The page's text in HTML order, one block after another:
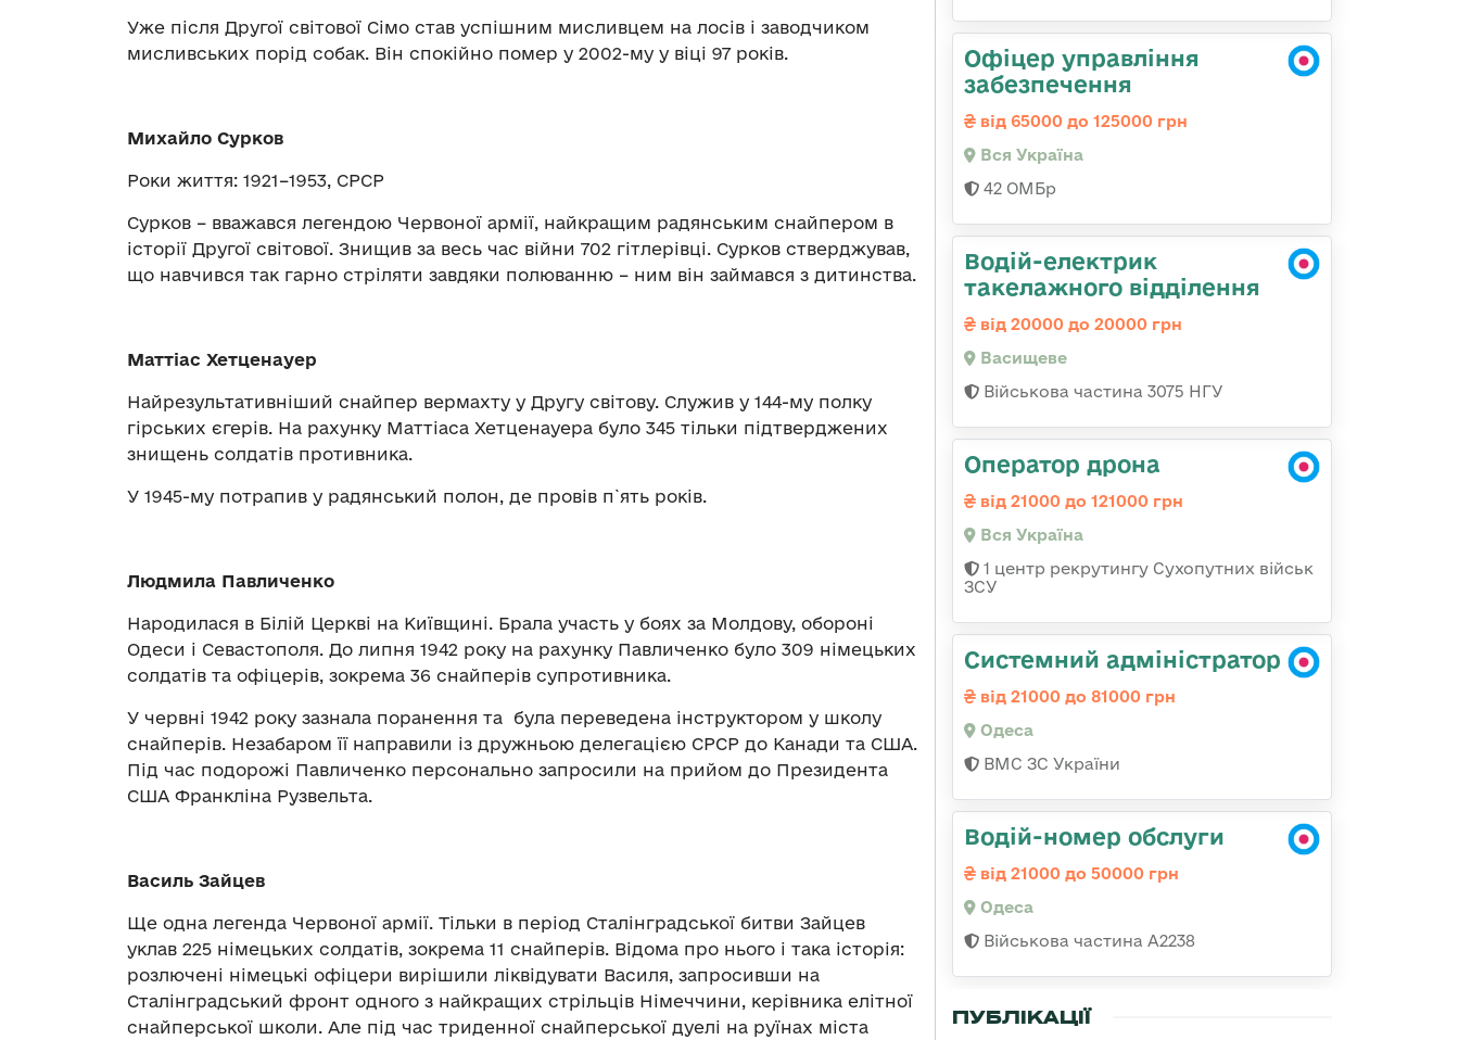
Уже після Другої світової Сімо став успішним мисливцем на лосів і заводчиком
мисливських порід собак. Він спокійно помер у 2002-му у віці 97 років.
Михайло Сурков
Роки життя: 1921–1953, СРСР
Сурков – вважався легендою Червоної армії, найкращим радянським снайпером в
історії Другої світової. Знищив за весь час війни 702 гітлерівці. Сурков стверджував,
що навчився так гарно стріляти завдяки полюванню – ним він займався з дитинства.
Маттіас Хетценауер
Найрезультативніший снайпер вермахту у Другу світову. Служив у 144-му полку
гірських єгерів. На рахунку Маттіаса Хетценауера було 345 тільки підтверджених
знищень солдатів противника.
У 1945-му потрапив у радянський полон, де провів п`ять років.
Людмила Павличенко
Народилася в Білій Церкві на Київщині. Брала участь у боях за Молдову, обороні
Одеси і Севастополя. До липня 1942 року на рахунку Павличенко було 309 німецьких
солдатів та офіцерів, зокрема 36 снайперів супротивника.
У червні 1942 року зазнала поранення та була переведена інструктором у школу
снайперів. Незабаром її направили із дружньою делегацією СРСР до Канади та США.
Під час подорожі Павличенко персонально запросили на прийом до Президента
США Франкліна Рузвельта.
Василь Зайцев
Ще одна легенда Червоної армії. Тільки в період Сталінградської битви Зайцев
уклав 225 німецьких солдатів, зокрема 11 снайперів. Відома про нього і така історія:
розлючені німецькі офіцери вирішили ліквідувати Василя, запросивши на
Сталінградський фронт одного з найкращих стрільців Німеччини, керівника елітної
снайперської школи. Але під час триденної снайперської дуелі на руїнах міста
Офіцер управління
забезпечення
від 65000 до 125000 грн
Вся Україна
42 ОМБр
Водій-електрик
такелажного відділення
від 20000 до 20000 грн
Васищеве
Військова частина 3075 НГУ
Оператор дрона
від 21000 до 121000 грн
Вся Україна
1 центр рекрутингу Сухопутних військ
ЗСУ
Системний адміністратор
від 21000 до 81000 грн
Одеса
ВМС ЗС України
Водій-номер обслуги
від 21000 до 50000 грн
Одеса
Військова частина А2238
ПУБЛІКАЦІЇ